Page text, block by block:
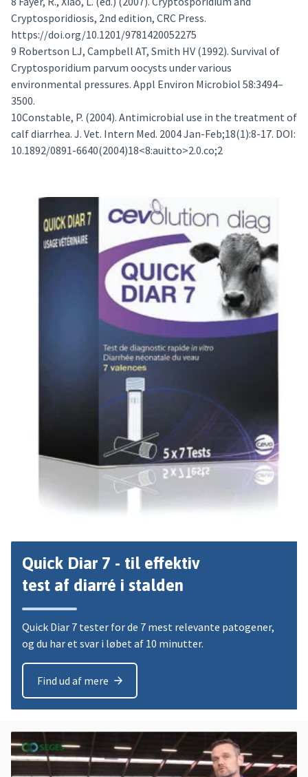
Cryptosporidiosis, 2nd edition, CRC Press.
https://doi.org/10.1201/9781420052275
9 Robertson LJ, Campbell AT, Smith HV (1992). Survival of
Cryptosporidium parvum oocysts under various
environmental pressures. Appl Environ Microbiol 58:3494–
3500.
10Constable, P. (2004). Antimicrobial use in the treatment of
calf diarrhea. J. Vet. Intern Med. 2004 Jan-Feb;18(1):8-17. DOI:
10.1892/0891-6640(2004)18<8:auitto>2.0.co;2
Quick Diar 7 - til effektiv
test af diarré i stalden
Quick Diar 7 tester for de 7 mest relevante patogener,
og du har et svar i løbet af 10 minutter.
Find ud af mere